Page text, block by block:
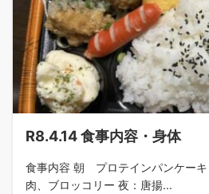
R8.4.14 食事内容・身体
食事内容 朝 プロテインパンケーキ
肉、ブロッコリー 夜：唐揚...